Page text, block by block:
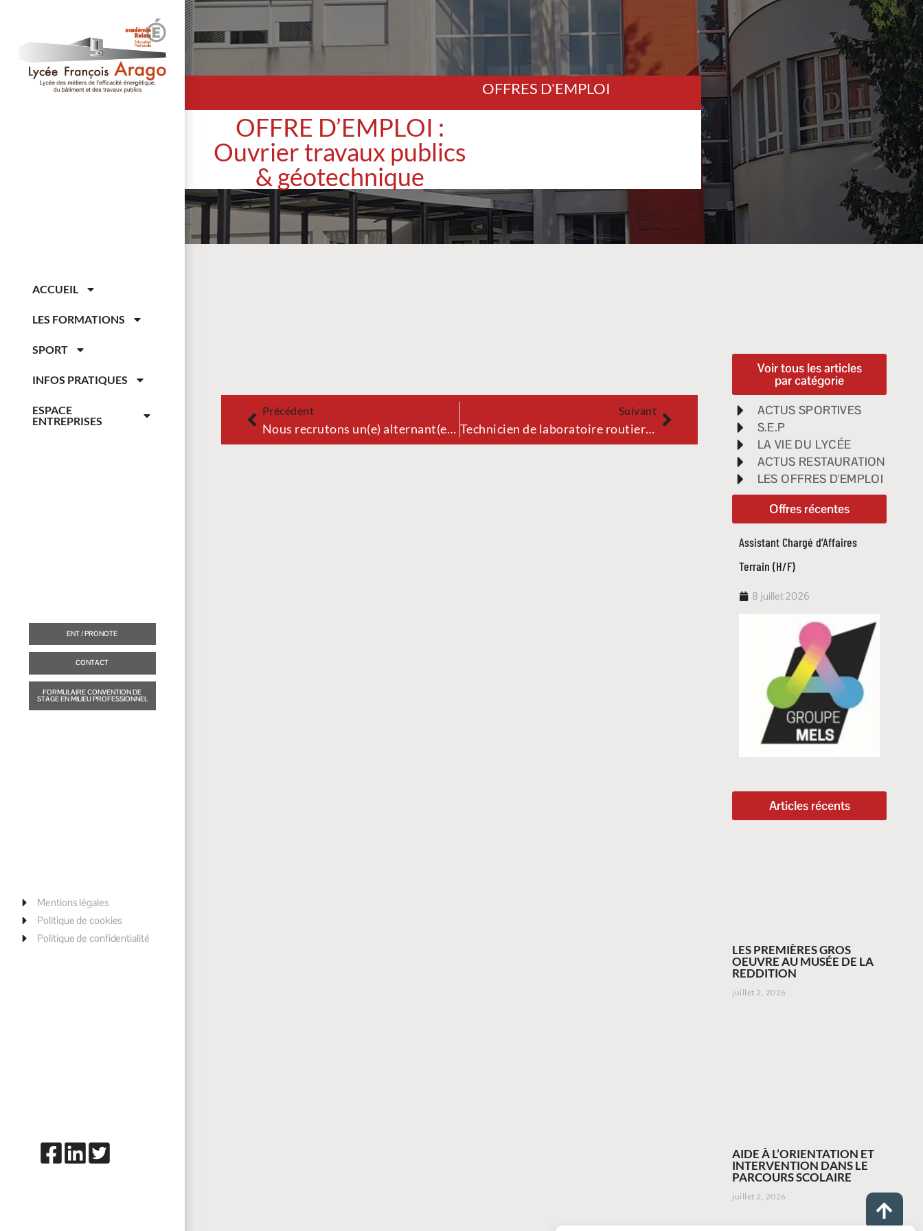
ACCUEIL
LES FORMATIONS
SPORT
INFOS PRATIQUES
ESPACE
ENTREPRISES
ENT / PRONOTE
CONTACT
FORMULAIRE CONVENTION DE
STAGE EN MILIEU PROFESSIONNEL
Mentions légales
Politique de cookies
Politique de confidentialité
OFFRES D'EMPLOI
OFFRE D’EMPLOI :
Ouvrier travaux publics
& géotechnique
Précédent
Nous recrutons un(e) alternant(e) – Ingénieur / Licence Pro | Génie Climatique | Reims (51)
Suivant
Technicien de laboratoire routier F/H
Voir tous les articles
par catégorie
ACTUS SPORTIVES
S.E.P
LA VIE DU LYCÉE
ACTUS RESTAURATION
LES OFFRES D'EMPLOI
Offres récentes
Assistant Chargé d’Affaires
Terrain (H/F)
8 juillet 2026
Articles récents
LES PREMIÈRES GROS
OEUVRE AU MUSÉE DE LA
REDDITION
juillet 2, 2026
AIDE À L’ORIENTATION ET
INTERVENTION DANS LE
PARCOURS SCOLAIRE
juillet 2, 2026